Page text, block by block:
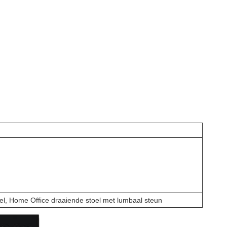
Home Office draaiende stoel met lumbaal steun